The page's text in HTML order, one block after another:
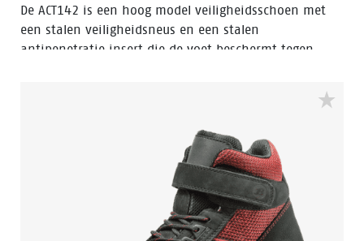
De ACT142 is een hoog model veiligheidsschoen met
een stalen veiligheidsneus en een stalen
antipenetratie insert die de voet beschermt tegen
Comfort®-voering en schacht van nubuck leder met
PU-neusbescherming. Deze ESD veiligheidsschoen is
uitgerust met een PU/PU-zool. Deze schoen valt
binnen de S3 veiligheidscategorie.